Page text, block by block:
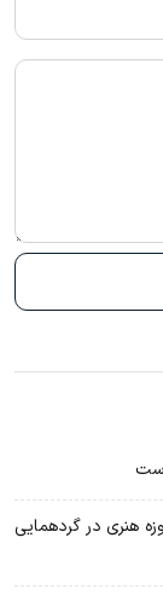
هنری در گردهمایی